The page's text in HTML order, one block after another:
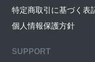
特定商取引に基づく表
個人情報保護方針
SUPPORT